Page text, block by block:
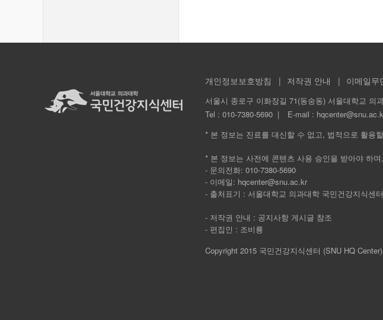
개인정보보호방침 저작권 안내 이메일무
서울시 종로구 이화장길 71(동숭동) 서울대학교 의
Tel : 010-7380-5690 E-mail :
* 본 정보는 진료를 대신할 수 없고, 법적으로 활용
* 본 정보는 사전에 콘텐츠 사용 승인을 받아야 하
- 문의전화: 010-7380-5690
- 이메일: hqcenter@snu.ac.kr
- 출처표기 : 서울대학교 의과대학 국민건강지식센
- 저작권 안내 : 공지사항 게시글 참조
- 편집인 : 조비룡
Copyright 2015 국민건강지식센터 (SNU HQ